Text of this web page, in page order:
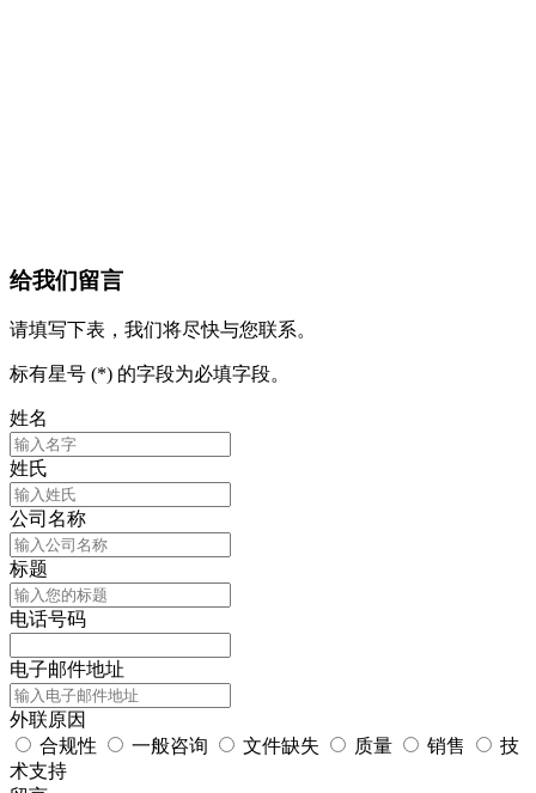
给我们留言
请填写下表，我们将尽快与您联系。
标有星号 (*) 的字段为必填字段。
姓名
姓氏
公司名称
标题
电话号码
电子邮件地址
外联原因
合规性
一般咨询 文件缺失 质量 销售
技
术支持